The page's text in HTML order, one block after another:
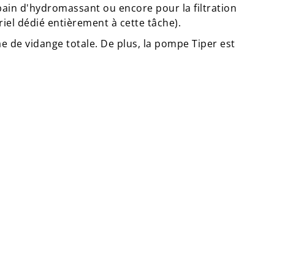
d'hydromassant ou encore pour la filtration
dédié entièrement à cette tâche).
vidange totale. De plus, la pompe Tiper est